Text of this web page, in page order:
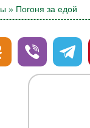
» Погоня за едой